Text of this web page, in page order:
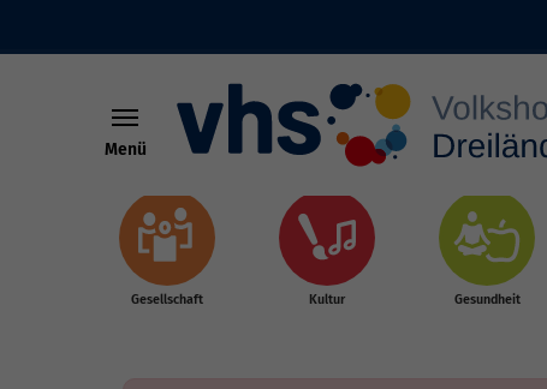
Skip to main content
Menü
Gesellschaft Kultur Gesundheit